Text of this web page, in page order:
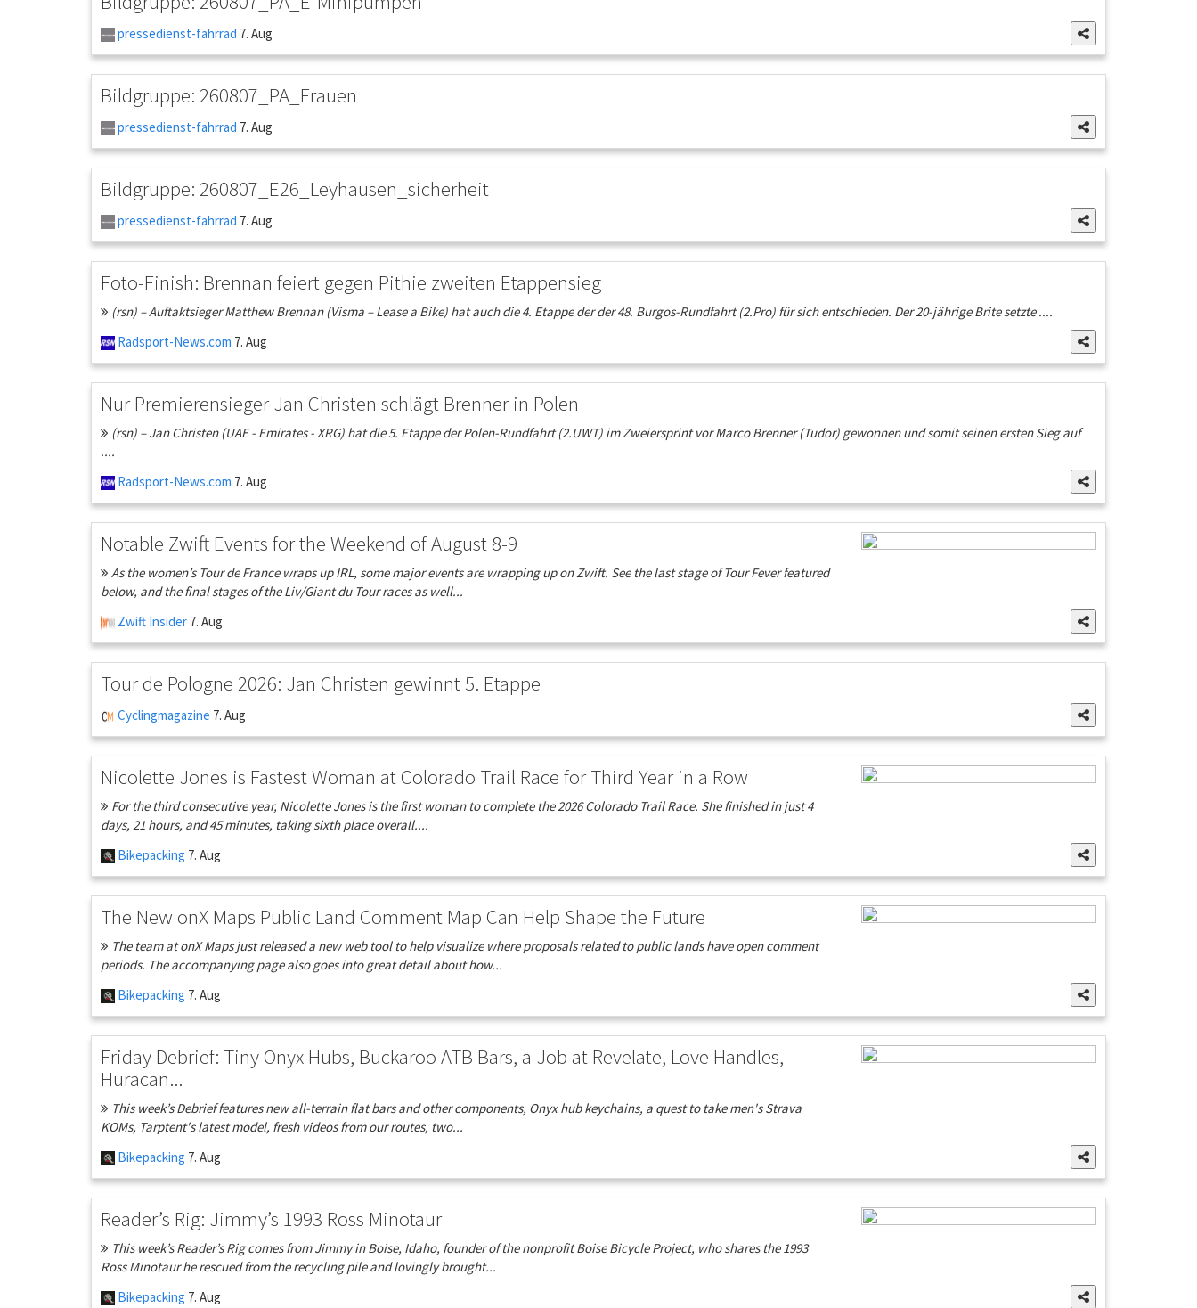
pressedienst-fahrrad 7. Aug
Bildgruppe: 260807_PA_Frauen
pressedienst-fahrrad 7. Aug
Bildgruppe: 260807_E26_Leyhausen_sicherheit
pressedienst-fahrrad 7. Aug
Foto-Finish: Brennan feiert gegen Pithie zweiten Etappensieg
(rsn) – Auftaktsieger Matthew Brennan (Visma – Lease a Bike) hat auch die 4. Etappe der der 48. Burgos-Rundfahrt (2.Pro) für sich entschieden. Der 20-jährige Brite setzte ....
Radsport-News.com 7. Aug
Nur Premierensieger Jan Christen schlägt Brenner in Polen
(rsn) – Jan Christen (UAE - Emirates - XRG) hat die 5. Etappe der Polen-Rundfahrt (2.UWT) im Zweiersprint vor Marco Brenner (Tudor) gewonnen und somit seinen ersten Sieg auf
....
Radsport-News.com 7. Aug
Notable Zwift Events for the Weekend of August 8-9
As the women’s Tour de France wraps up IRL, some major events are wrapping up on Zwift. See the last stage of Tour Fever featured
below, and the final stages of the Liv/Giant du Tour races as well...
Zwift Insider 7. Aug
Tour de Pologne 2026: Jan Christen gewinnt 5. Etappe
Cyclingmagazine 7. Aug
Nicolette Jones is Fastest Woman at Colorado Trail Race for Third Year in a Row
For the third consecutive year, Nicolette Jones is the first woman to complete the 2026 Colorado Trail Race. She finished in just 4
days, 21 hours, and 45 minutes, taking sixth place overall....
Bikepacking 7. Aug
The New onX Maps Public Land Comment Map Can Help Shape the Future
The team at onX Maps just released a new web tool to help visualize where proposals related to public lands have open comment
periods. The accompanying page also goes into great detail about how...
Bikepacking 7. Aug
Friday Debrief: Tiny Onyx Hubs, Buckaroo ATB Bars, a Job at Revelate, Love Handles,
Huracan...
This week’s Debrief features new all-terrain flat bars and other components, Onyx hub keychains, a quest to take men's Strava
KOMs, Tarptent's latest model, fresh videos from our routes, two...
Bikepacking 7. Aug
Reader’s Rig: Jimmy’s 1993 Ross Minotaur
This week’s Reader’s Rig comes from Jimmy in Boise, Idaho, founder of the nonprofit Boise Bicycle Project, who shares the 1993
Ross Minotaur he rescued from the recycling pile and lovingly brought...
Bikepacking 7. Aug